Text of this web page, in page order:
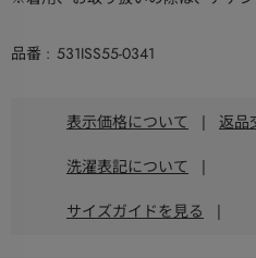
品番 531ISS55-0341
表示価格について | 返品
洗濯表記について |
サイズガイドを見る |